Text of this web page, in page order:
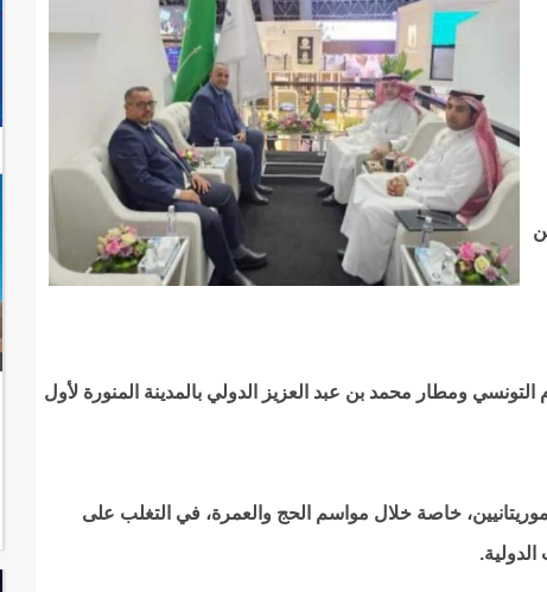
ومطار محمد بن عبد العزيز الدولي بالمدينة المنورة لأول
خاصة خلال مواسم الحج والعمرة، في التغلب على